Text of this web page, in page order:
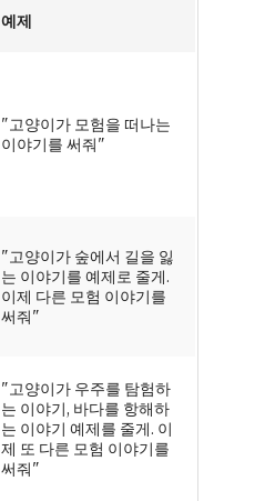
예제
"고양이가 모험을 떠나는
이야기를 써줘"
"고양이가 숲에서 길을 잃
는 이야기를 예제로 줄게.
이제 다른 모험 이야기를
써줘"
"고양이가 우주를 탐험하
는 이야기, 바다를 항해하
는 이야기 예제를 줄게. 이
제 또 다른 모험 이야기를
써줘"